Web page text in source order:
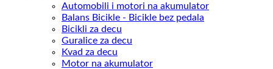
Automobili i motori na akumulator
Balans Bicikle - Bicikle bez pedala
Bicikli za decu
Guralice za decu
Kvad za decu
Motor na akumulator